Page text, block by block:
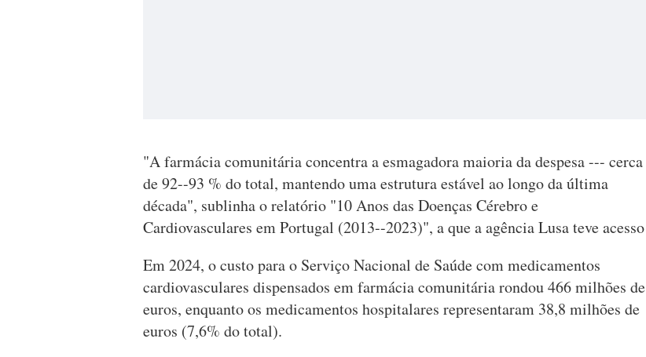
"A farmácia comunitária concentra a esmagadora maioria da despesa --- cerca
de 92--93 % do total, mantendo uma estrutura estável ao longo da última
década", sublinha o relatório "10 Anos das Doenças Cérebro e
Cardiovasculares em Portugal (2013--2023)", a que a agência Lusa teve acesso
Em 2024, o custo para o Serviço Nacional de Saúde com medicamentos
cardiovasculares dispensados em farmácia comunitária rondou 466 milhões de
euros, enquanto os medicamentos hospitalares representaram 38,8 milhões de
euros (7,6% do total).